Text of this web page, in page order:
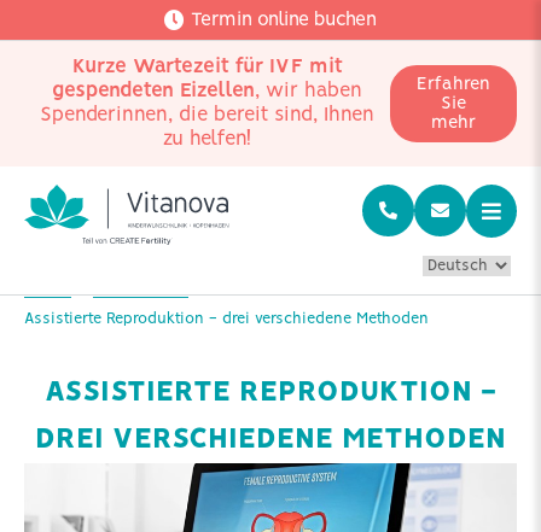
Termin online buchen
Kurze Wartezeit für IVF mit
gespendeten Eizellen, wir haben
Spenderinnen, die bereit sind, Ihnen
zu helfen!
Erfahren
Sie
mehr
Home
Mehr wissen
Assistierte Reproduktion - drei verschiedene Methoden
ASSISTIERTE REPRODUKTION -
DREI VERSCHIEDENE METHODEN